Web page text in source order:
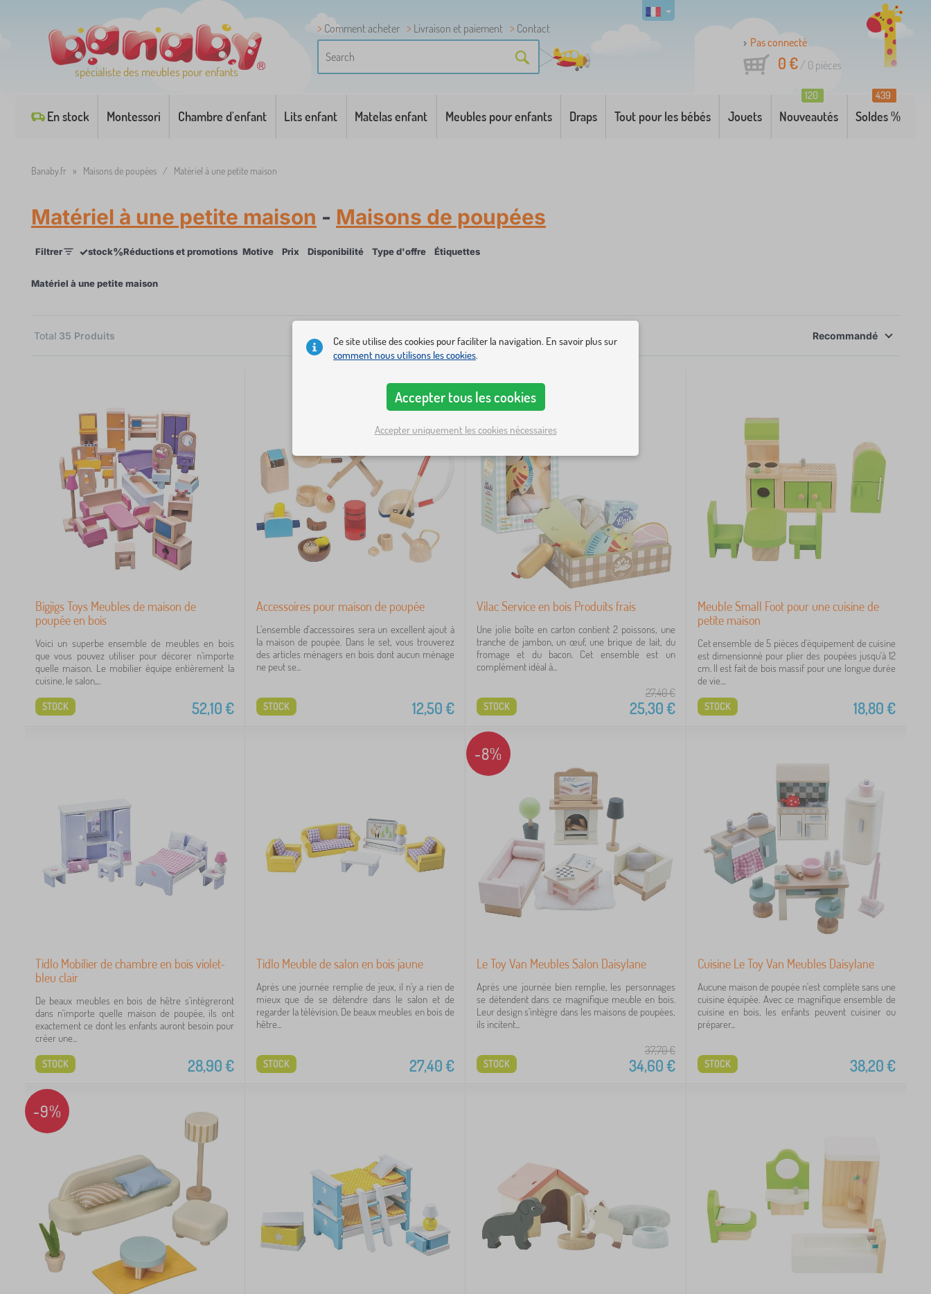
spécialiste des meubles pour enfants
Comment acheter Livraison et paiement
Contact
Pas connecté
0 €/ 0 pièces
En stock Montessori Chambre d'enfant Lits enfant Matelas enfant Meubles pour enfants Draps Tout pour les bébés Jouets Nouveautés
120
Soldes %
439
Banaby.fr » Maisons de poupées / Matériel à une petite maison
Matériel à une petite maison - Maisons de poupées
Filtrer ✓stock%Réductions et promotions Motive Prix Disponibilité Type d'offre Étiquettes
Matériel à une petite maison
Total 35 Produits
Recommandé
Bigjigs Toys Meubles de maison de
poupée en bois
Voici un superbe ensemble de meubles en bois
que vous pouvez utiliser pour décorer n'importe
quelle maison. Le mobilier équipe entièrement la
cuisine, le salon,...
52,10€
STOCK
Accessoires pour maison de poupée
L'ensemble d'accessoires sera un excellent ajout à
la maison de poupée. Dans le set, vous trouverez
des articles ménagers en bois dont aucun ménage
ne peut se...
12,50€
STOCK
-8%
Vilac Service en bois Produits frais
Une jolie boîte en carton contient 2 poissons, une
tranche de jambon, un œuf, une brique de lait, du
fromage et du bacon. Cet ensemble est un
complément idéal à...
27,40€
25,30€
STOCK
Meuble Small Foot pour une cuisine de
petite maison
Cet ensemble de 5 pièces d'équipement de cuisine
est dimensionné pour plier des poupées jusqu'à 12
cm. Il est fait de bois massif pour une longue durée
de vie....
18,80€
STOCK
Tidlo Mobilier de chambre en bois violet-
bleu clair
De beaux meubles en bois de hêtre s'intégreront
dans n'importe quelle maison de poupée, ils ont
exactement ce dont les enfants auront besoin pour
créer une...
28,90€
STOCK
Tidlo Meuble de salon en bois jaune
Après une journée remplie de jeux, il n'y a rien de
mieux que de se détendre dans le salon et de
regarder la télévision. De beaux meubles en bois de
hêtre...
27,40€
STOCK
-8%
Le Toy Van Meubles Salon Daisylane
Après une journée bien remplie, les personnages
se détendent dans ce magnifique meuble en bois.
Leur design s'intègre dans les maisons de poupées,
ils incitent...
37,70€
34,60€
STOCK
Cuisine Le Toy Van Meubles Daisylane
Aucune maison de poupée n'est complète sans une
cuisine équipée. Avec ce magnifique ensemble de
cuisine en bois, les enfants peuvent cuisiner ou
préparer...
38,20€
STOCK
-9%
Ce site utilise des cookies pour faciliter la navigation. En savoir plus sur
comment nous utilisons les cookies.
Accepter tous les cookies
Accepter uniquement les cookies nécessaires